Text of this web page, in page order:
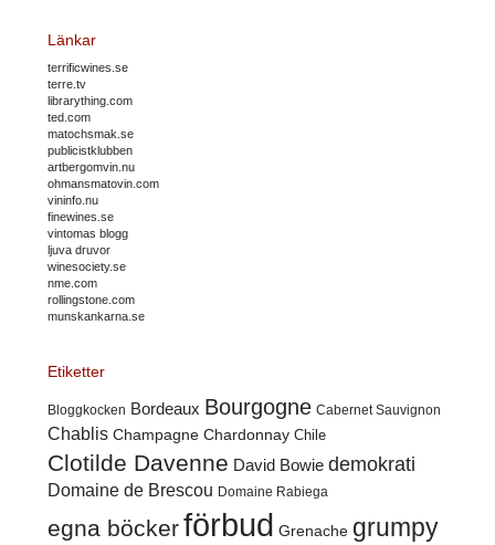
Länkar
terrificwines.se
terre.tv
librarything.com
ted.com
matochsmak.se
publicistklubben
artbergomvin.nu
ohmansmatovin.com
vininfo.nu
finewines.se
vintomas blogg
ljuva druvor
winesociety.se
nme.com
rollingstone.com
munskankarna.se
Etiketter
Bloggkocken Bordeaux Bourgogne Cabernet Sauvignon
Chablis Champagne Chardonnay Chile
Clotilde Davenne David Bowie demokrati
Domaine de Brescou Domaine Rabiega
egna böckerförbud Grenache grumpy